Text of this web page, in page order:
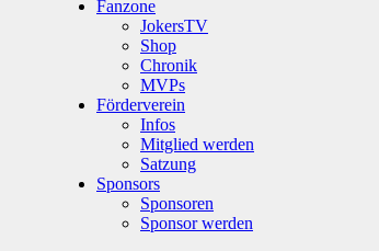
Fanzone
JokersTV
Shop
Chronik
MVPs
Förderverein
Infos
Mitglied werden
Satzung
Sponsors
Sponsoren
Sponsor werden